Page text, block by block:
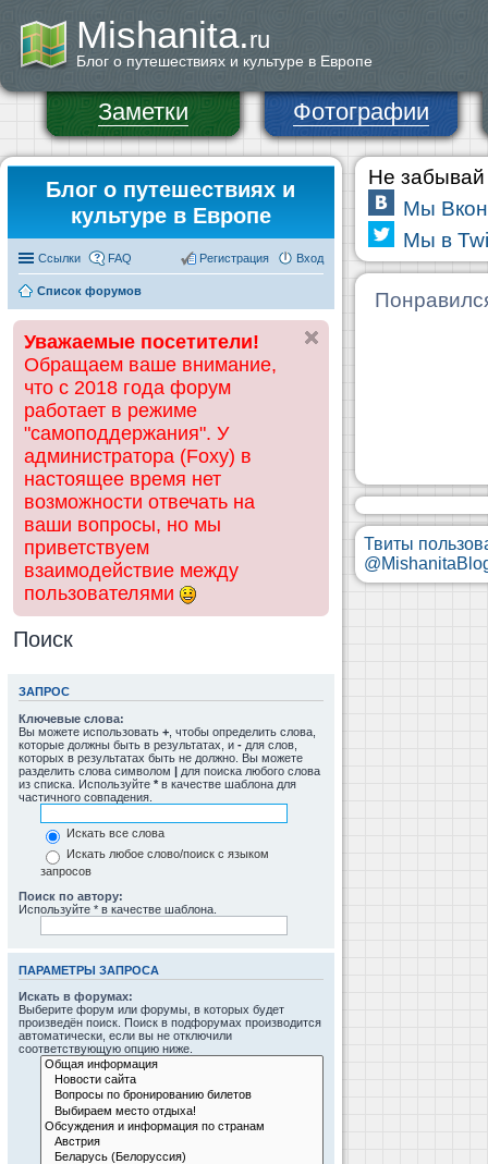
Mishanita.ru
Блог о путешествиях и культуре в Европе
Заметки Фотографии
Блог о путешествиях и
культуре в Европе
Ссылки FAQ Вход
Регистрация
Список форумов
Уважаемые посетители!
Обращаем ваше внимание,
что с 2018 года форум
работает в режиме
"самоподдержания". У
администратора (Foxy) в
настоящее время нет
возможности отвечать на
ваши вопросы, но мы
приветствуем
взаимодействие между
пользователями
Поиск
ЗАПРОС
Ключевые слова:
Вы можете использовать + , чтобы определить слова,
которые должны быть в результатах, и - для слов,
которых в результатах быть не должно. Вы можете
разделить слова символом | для поиска любого слова
из списка. Используйте * в качестве шаблона для
частичного совпадения.
Искать все слова
Искать любое слово/поиск с языком
запросов
Поиск по автору:
Используйте * в качестве шаблона.
ПАРАМЕТРЫ ЗАПРОСА
Искать в форумах:
Выберите форум или форумы, в которых будет
произведён поиск. Поиск в подфорумах производится
автоматически, если вы не отключили
соответствующую опцию ниже.
Не забывай
Мы
Мы в
Твиты